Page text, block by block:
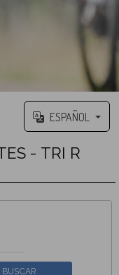
ESPAÑOL
- TRI R